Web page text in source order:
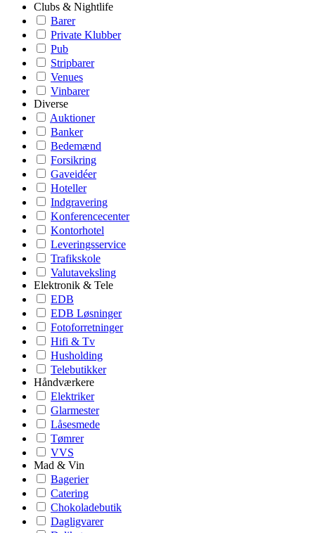
Clubs & Nightlife
Barer
Private Klubber
Pub
Stripbarer
Venues
Vinbarer
Diverse
Auktioner
Banker
Bedemænd
Forsikring
Gaveidéer
Hoteller
Indgravering
Konferencecenter
Kontorhotel
Leveringsservice
Trafikskole
Valutaveksling
Elektronik & Tele
EDB
EDB Løsninger
Fotoforretninger
Hifi & Tv
Husholding
Telebutikker
Håndværkere
Elektriker
Glarmester
Låsesmede
Tømrer
VVS
Mad & Vin
Bagerier
Catering
Chokoladebutik
Dagligvarer